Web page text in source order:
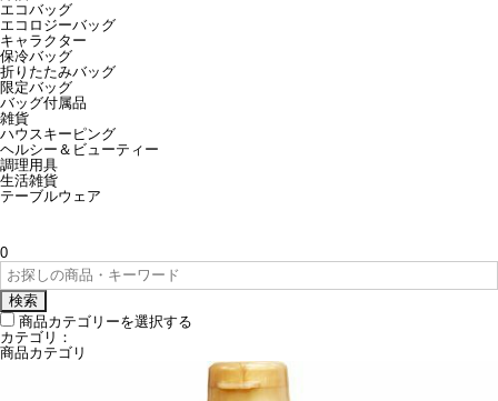
エコバッグ
エコロジーバッグ
キャラクター
保冷バッグ
折りたたみバッグ
限定バッグ
バッグ付属品
雑貨
ハウスキーピング
ヘルシー＆ビューティー
調理用具
生活雑貨
テーブルウェア
0
検索
商品カテゴリーを選択する
カテゴリ：
商品カテゴリ